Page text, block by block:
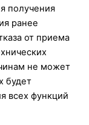
получения
ранее
от приема
не может
будет
всех функций